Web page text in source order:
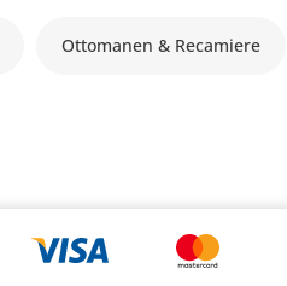
Ottomanen & Recamiere